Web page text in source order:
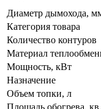
Диаметр дымохода,
Категория товара
Количество контуров
Материал
Мощность, кВт
Назначение
Объем топки, л
Площадь обогрева,